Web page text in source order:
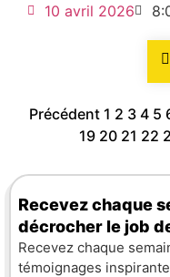
10 avril 2026
Précédent 1 2 3 4 5
19 20 21 22
Recevez chaque
décrocher le job
Recevez chaque
témoignages